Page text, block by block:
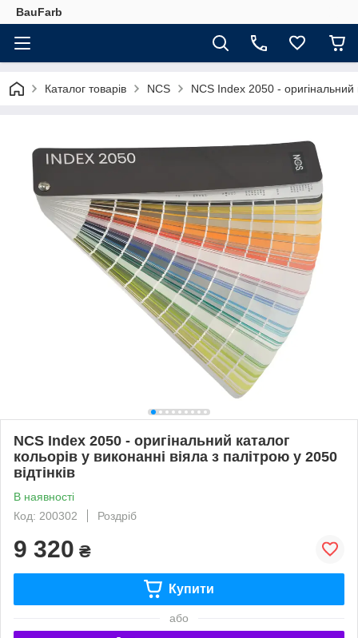
BauFarb
Каталог товарів NCS NCS Index 2050 - оригінальний
NCS Index 2050 - оригінальний каталог
кольорів у виконанні віяла з палітрою у 2050
відтінків
В наявності
Код: 200302
Роздріб
9 320 ₴
Купити
або